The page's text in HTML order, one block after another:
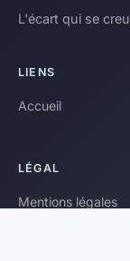
L'écart qui se
LIENS
Accueil
LÉGAL
Mentions légales